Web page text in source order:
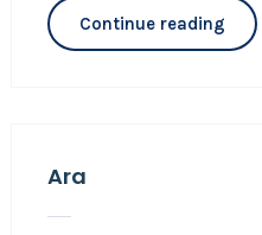
Continue reading
Ara